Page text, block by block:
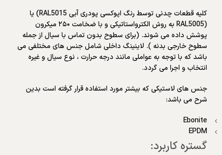
کلیه قطعات چدنی توسط رنگ اپوکسی پودری آبی RAL5015) یا
(RAL5005 به روش الکترواستاتیکی و با ضخامت ۲۵۰ میکرون
پوشش داده می شوند. (برای سطوح بدون تماس با سیال از جمله
سطوح خارجی بدنه ). لاینینگ داخلی شامل جنس های مختلفی می
باشد که با توجه به عواملی مانند درجه حرارت ، نوع سیال و غیره
انتخاب و اجرا می گردد.
جنس های لاستیکی که بیشتر مورد استفاده قرار گرفته است بدین
شرح می باشد:
Ebonite
EPDM
گستره کاربرد: